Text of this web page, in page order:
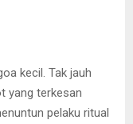
kecil. Tak jauh
yang terkesan
pelaku ritual